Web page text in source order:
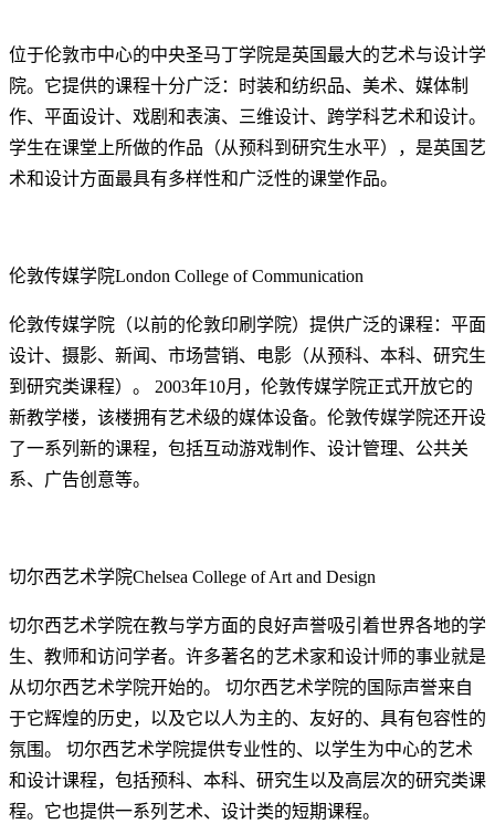
位于伦敦市中心的中央圣马丁学院是英国最大的艺术与设计学
院。它提供的课程十分广泛：时装和纺织品、美术、媒体制
作、平面设计、戏剧和表演、三维设计、跨学科艺术和设计。
学生在课堂上所做的作品（从预科到研究生水平），是英国艺
术和设计方面最具有多样性和广泛性的课堂作品。
伦敦传媒学院London College of Communication
伦敦传媒学院（以前的伦敦印刷学院）提供广泛的课程：平面
设计、摄影、新闻、市场营销、电影（从预科、本科、研究生
到研究类课程）。 2003年10月，伦敦传媒学院正式开放它的
新教学楼，该楼拥有艺术级的媒体设备。伦敦传媒学院还开设
了一系列新的课程，包括互动游戏制作、设计管理、公共关
系、广告创意等。
切尔西艺术学院Chelsea College of Art and Design
切尔西艺术学院在教与学方面的良好声誉吸引着世界各地的学
生、教师和访问学者。许多著名的艺术家和设计师的事业就是
从切尔西艺术学院开始的。 切尔西艺术学院的国际声誉来自
于它辉煌的历史，以及它以人为主的、友好的、具有包容性的
氛围。 切尔西艺术学院提供专业性的、以学生为中心的艺术
和设计课程，包括预科、本科、研究生以及高层次的研究类课
程。它也提供一系列艺术、设计类的短期课程。